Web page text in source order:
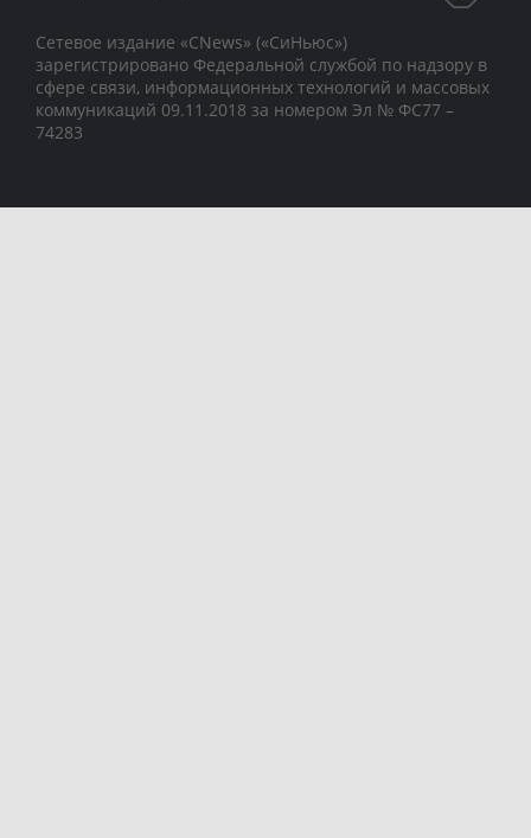
Сетевое издание «CNews» («СиНьюс»)
зарегистрировано Федеральной службой по надзору в
сфере связи, информационных технологий и массовых
коммуникаций 09.11.2018 за номером Эл № ФС77 –
74283